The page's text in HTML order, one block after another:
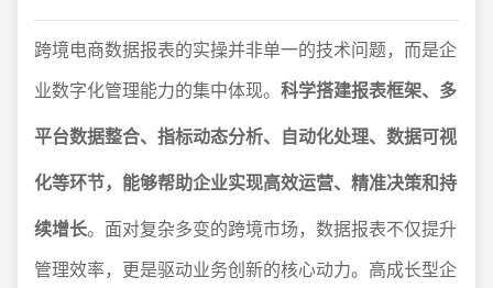
跨境电商数据报表的实操并非单一的技术问题，而是企
业数字化管理能力的集中体现。 科学搭建报表框架、多
平台数据整合、指标动态分析、自动化处理、数据可视
化等环节，能够帮助企业实现高效运营、精准决策和持
续增长。面对复杂多变的跨境市场，数据报表不仅提升
管理效率，更是驱动业务创新的核心动力。高成长型企